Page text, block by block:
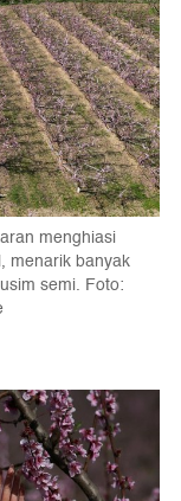
menghiasi
menarik banyak
semi. Foto: